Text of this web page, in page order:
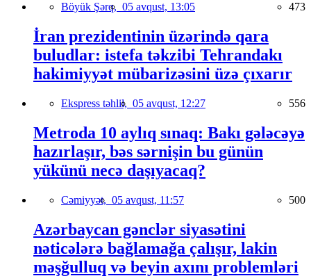
Böyük Şərq, 05 avqust, 13:05 473
İran prezidentinin üzərində qara
buludlar: istefa təkzibi Tehrandakı
hakimiyyət mübarizəsini üzə çıxarır
Ekspress təhlil, 05 avqust, 12:27 556
Metroda 10 aylıq sınaq: Bakı gələcəyə
hazırlaşır, bəs sərnişin bu günün
yükünü necə daşıyacaq?
Cəmiyyət, 05 avqust, 11:57 500
Azərbaycan gənclər siyasətini
nəticələrə bağlamağa çalışır, lakin
məşğulluq və beyin axını problemləri